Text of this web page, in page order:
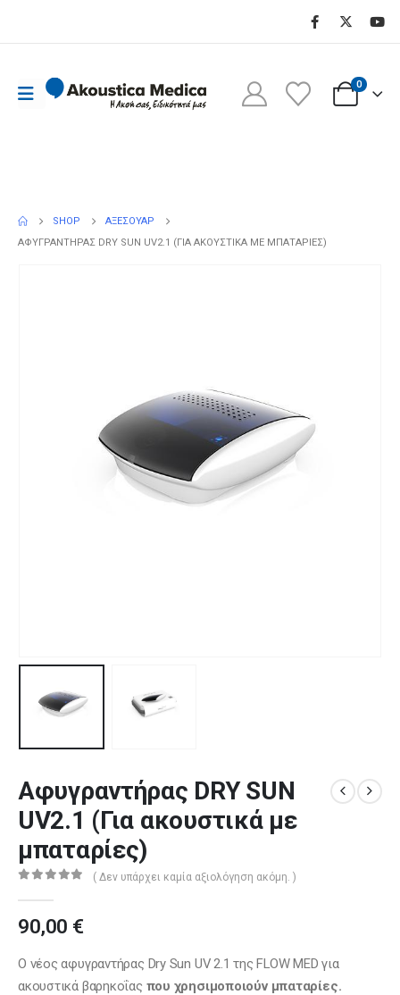
0
SHOP
ΑΞΕΣΟΥΆΡ
ΑΦΥΓΡΑΝΤΉΡΑΣ DRY SUN UV2.1 (ΓΙΑ ΑΚΟΥΣΤΙΚΆ ΜΕ ΜΠΑΤΑΡΊΕΣ)
Αφυγραντήρας DRY SUN
UV2.1 (Για ακουστικά με
μπαταρίες)
( Δεν υπάρχει καμία αξιολόγηση ακόμη. )
90,00 €
Ο νέος αφυγραντήρας Dry Sun UV 2.1 της FLOW MED για
ακουστικά βαρηκοΐας που χρησιμοποιούν μπαταρίες.